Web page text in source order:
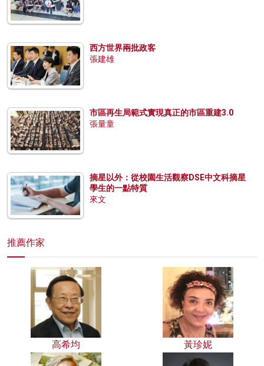
西方世界兩批政客
張建雄
市區再生局範式實現真正的市區重建3.0
張量童
摘星以外：從校園生活觀察DSE中文科摘星
學生的一點特質
來文
推薦作家
高希均 黃珍妮